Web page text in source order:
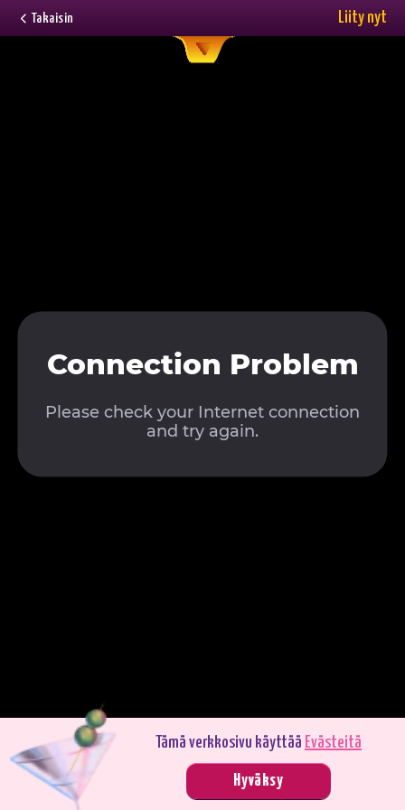
Takaisin Liity nyt
Pelaa demotilassa. Oikealla rahalla pelaaminen on jännittävämpää.
Tämä verkkosivu käyttää Evästeitä
Hyväksy